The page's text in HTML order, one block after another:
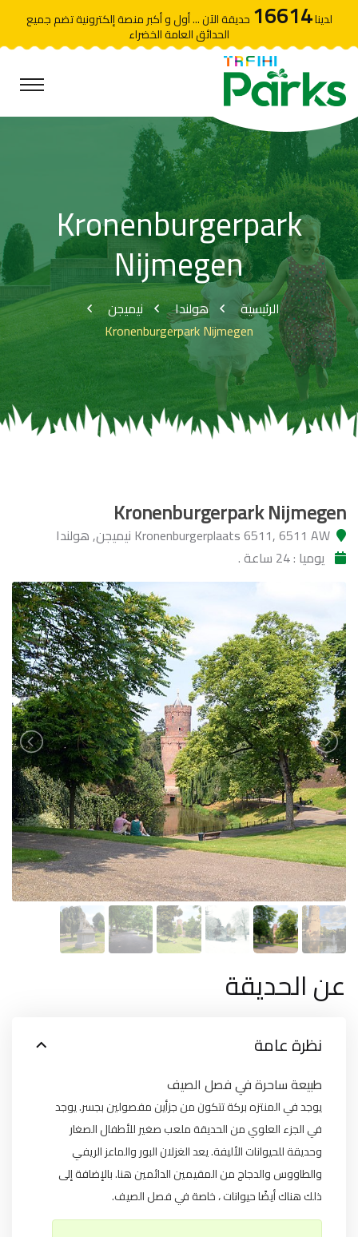
لدينا16614 حديقة الآن ... أول و أكبر منصة إلكترونية تضم جميع
الحدائق العامة الخضراء
Kronenburgerpark
Nijmegen
الرئيسية هولندا
نيميجن
Kronenburgerpark Nijmegen
Kronenburgerpark Nijmegen
Kronenburgerplaats 6511, 6511 AW نيميجن, هولندا
يوميا : 24 ساعة .
عن الحديقة
نظرة عامة
طبيعة ساحرة في فصل الصيف
يوجد في المنتزه بركة تتكون من جزأين مفصولين بجسر. يوجد
في الجزء العلوي من الحديقة ملعب صغير للأطفال الصغار
وحديقة للحيوانات الأليفة. يعد الغزلان البور والماعز الريفي
والطاووس والدجاج من المقيمين الدائمين هنا. بالإضافة إلى
ذلك هناك أيضًا حيوانات ، خاصة في فصل الصيف.